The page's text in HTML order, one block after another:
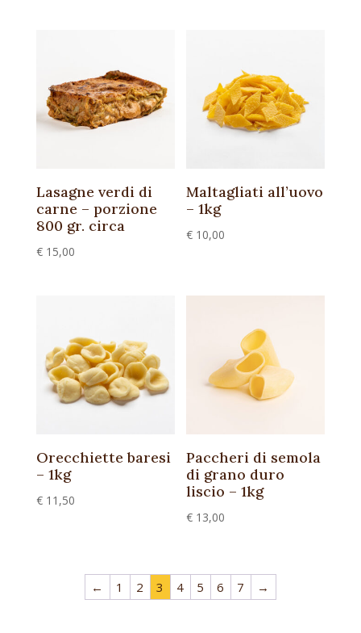
Lasagne verdi di
carne – porzione
800 gr. circa
€15,00
Maltagliati all’uovo
– 1kg
€ 10,00
Orecchiette baresi
– 1kg
€11,50
Paccheri di semola
di grano duro
liscio – 1kg
€ 13,00
← 1 2 3 4 5 6 7 →